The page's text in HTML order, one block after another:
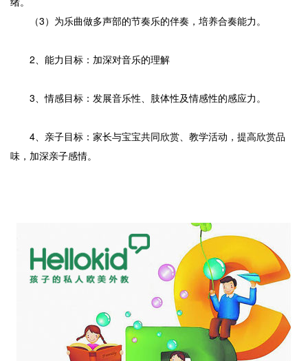
（3）为乐曲做多声部的节奏乐的伴奏，培养合奏能力。
2、能力目标：加深对音乐的理解
3、情感目标：发展音乐性、肢体性及情感性的感应力。
4、亲子目标：家长与宝宝共同欣赏、教学活动，提高欣赏品
味，加深亲子感情。